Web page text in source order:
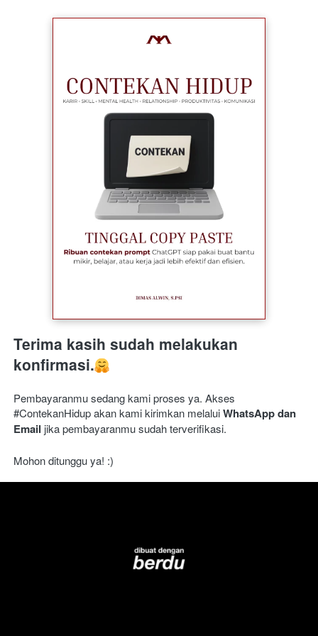
Terima kasih sudah melakukan
konfirmasi.
Pembayaranmu sedang kami proses ya. Akses
#ContekanHidup akan kami kirimkan melalui WhatsApp dan
Email jika pembayaranmu sudah terverifikasi.
Mohon ditunggu ya! :)